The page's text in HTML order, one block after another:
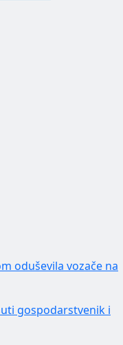
oduševila vozače na
gospodarstvenik i